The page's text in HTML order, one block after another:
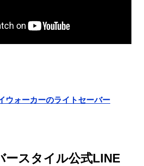
ウォーカーのライトセーバー
ースタイル公式LINE